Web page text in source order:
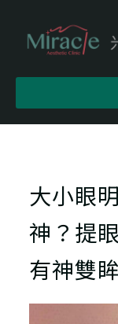
大小眼
神？提
有神雙眸